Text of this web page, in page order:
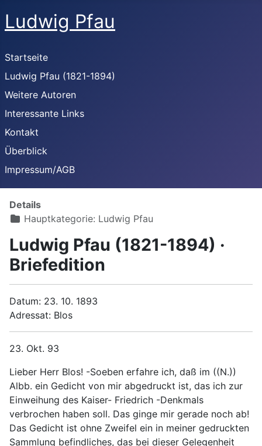
Ludwig Pfau
Startseite
Ludwig Pfau (1821-1894)
Weitere Autoren
Interessante Links
Kontakt
Überblick
Impressum/AGB
Details
Hauptkategorie: Ludwig Pfau
Ludwig Pfau (1821-1894) ·
Briefedition
Datum: 23. 10. 1893
Adressat: Blos
23. Okt. 93
Lieber Herr Blos! -Soeben erfahre ich, daß im ((N.))
Albb. ein Gedicht von mir abgedruckt ist, das ich zur
Einweihung des Kaiser- Friedrich -Denkmals
verbrochen haben soll. Das ginge mir gerade noch ab!
Das Gedicht ist ohne Zweifel ein in meiner gedruckten
Sammlung befindliches, das bei dieser Gelegenheit